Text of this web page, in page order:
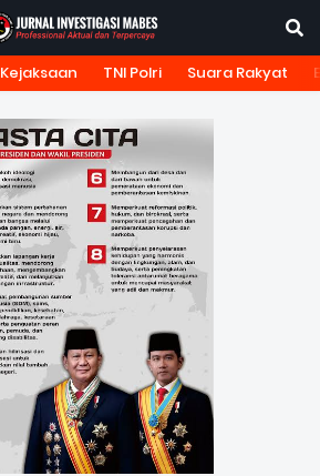
Kejaksaan TNI Polri Suara Rakyat